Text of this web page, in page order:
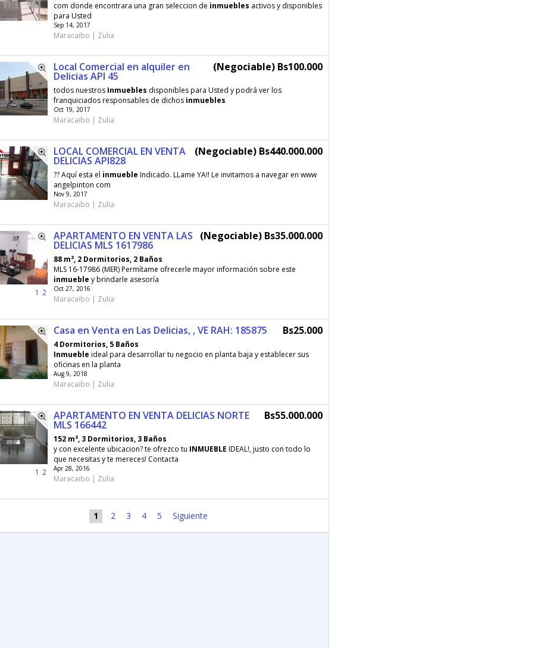
com donde encontrara una gran seleccion de inmuebles activos y disponibles
para Usted
Sep 14, 2017
Maracaibo | Zulia
Local Comercial en alquiler en
Delicias API 45
(Negociable) Bs100.000
todos nuestros Inmuebles disponibles para Usted y podrá ver los
franquiciados responsables de dichos inmuebles
Oct 19, 2017
Maracaibo | Zulia
LOCAL COMERCIAL EN VENTA
DELICIAS API828
(Negociable) Bs440.000.000
?? Aquí esta el inmueble Indicado. LLame YA!! Le invitamos a navegar en www
angelpinton com
Nov 9, 2017
Maracaibo | Zulia
1 2
APARTAMENTO EN VENTA LAS
DELICIAS MLS 1617986
(Negociable) Bs35.000.000
88 m², 2 Dormitorios, 2 Baños
MLS 16-17986 (MER) Permítame ofrecerle mayor información sobre este
inmueble y brindarle asesoría
Oct 27, 2016
Maracaibo | Zulia
Casa en Venta en Las Delicias, , VE RAH: 185875 Bs25.000
4 Dormitorios, 5 Baños
Inmueble ideal para desarrollar tu negocio en planta baja y establecer sus
oficinas en la planta
Aug 9, 2018
Maracaibo | Zulia
1 2
APARTAMENTO EN VENTA DELICIAS NORTE
MLS 166442
Bs55.000.000
152 m², 3 Dormitorios, 3 Baños
y con excelente ubicacion? te ofrezco tu INMUEBLE IDEAL!, justo con todo lo
que necesitas y te mereces! Contacta
Apr 28, 2016
Maracaibo | Zulia
1 2 3 4 5 Siguiente